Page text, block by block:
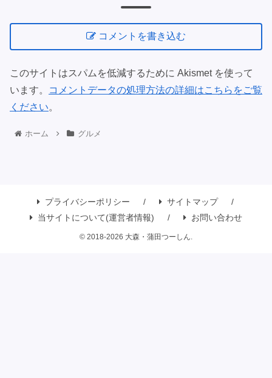
コメントを書き込む
このサイトはスパムを低減するために Akismet を使って
います。
コメントデータの処理方法の詳細はこちらをご覧
ください。
ホーム グルメ
プライバシーポリシー
サイトマップ
当サイトについて(運営者情報)
お問い合わせ
© 2018-2026 大森・蒲田つーしん.